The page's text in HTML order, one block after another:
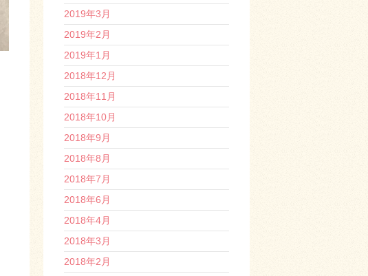
2019年3月
2019年2月
2019年1月
2018年12月
2018年11月
2018年10月
2018年9月
2018年8月
2018年7月
2018年6月
2018年4月
2018年3月
2018年2月